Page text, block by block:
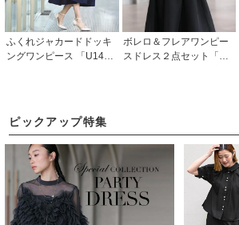
ふくれジャカードドッキ
ングワンピース 「U146
ボレロ＆フレアワンピー
スドレス２点セット「U1
ピックアップ特集